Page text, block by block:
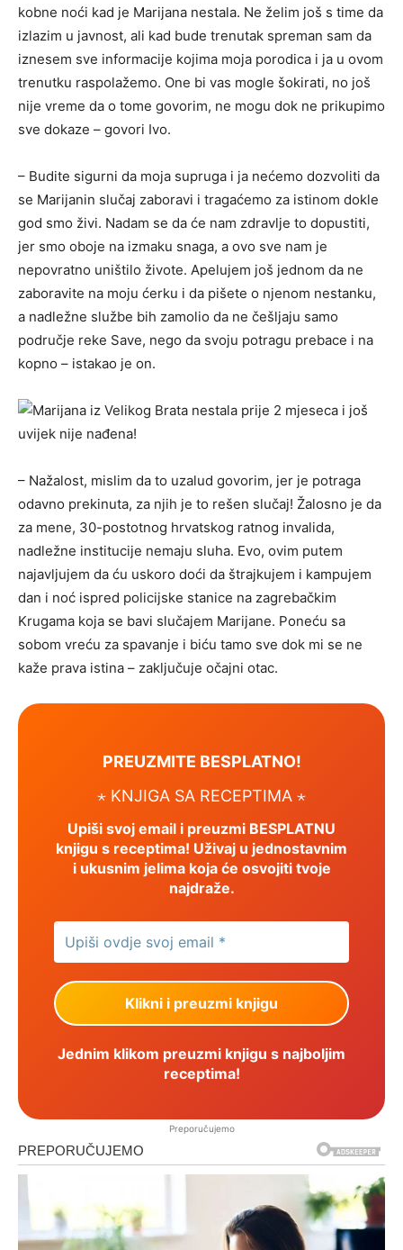
kobne noći kad je Marijana nestala. Ne želim još s time da
izlazim u javnost, ali kad bude trenutak spreman sam da
iznesem sve informacije kojima moja porodica i ja u ovom
trenutku raspolažemo. One bi vas mogle šokirati, no još
nije vreme da o tome govorim, ne mogu dok ne prikupimo
sve dokaze – govori Ivo.
– Budite sigurni da moja supruga i ja nećemo dozvoliti da
se Marijanin slučaj zaboravi i tragaćemo za istinom dokle
god smo živi. Nadam se da će nam zdravlje to dopustiti,
jer smo oboje na izmaku snaga, a ovo sve nam je
nepovratno uništilo živote. Apelujem još jednom da ne
zaboravite na moju ćerku i da pišete o njenom nestanku,
a nadležne službe bih zamolio da ne češljaju samo
područje reke Save, nego da svoju potragu prebace i na
kopno – istakao je on.
– Nažalost, mislim da to uzalud govorim, jer je potraga
odavno prekinuta, za njih je to rešen slučaj! Žalosno je da
za mene, 30-postotnog hrvatskog ratnog invalida,
nadležne institucije nemaju sluha. Evo, ovim putem
najavljujem da ću uskoro doći da štrajkujem i kampujem
dan i noć ispred policijske stanice na zagrebačkim
Krugama koja se bavi slučajem Marijane. Poneću sa
sobom vreću za spavanje i biću tamo sve dok mi se ne
kaže prava istina – zaključuje očajni otac.
PREUZMITE BESPLATNO!
⋆ KNJIGA SA RECEPTIMA ⋆
Upiši svoj email i preuzmi BESPLATNU
knjigu s receptima! Uživaj u jednostavnim
i ukusnim jelima koja će osvojiti tvoje
najdraže.
Jednim klikom preuzmi knjigu s najboljim
receptima!
Preporučujemo